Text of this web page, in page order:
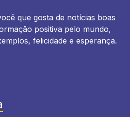
que gosta de notícias boas
positiva pelo mundo,
felicidade e esperança.